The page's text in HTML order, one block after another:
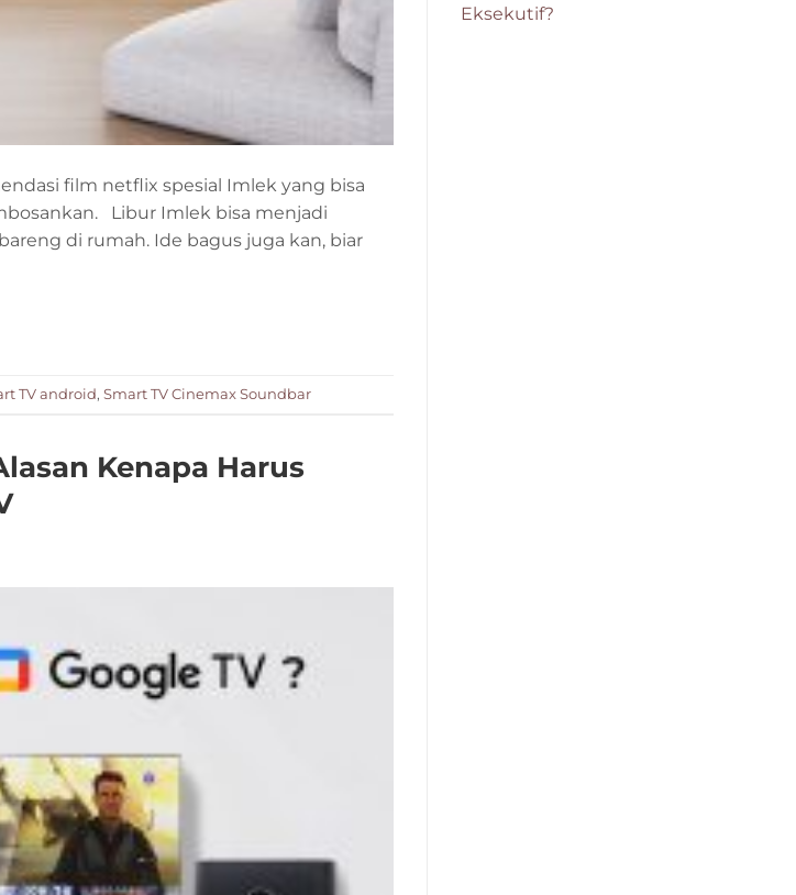
film netflix spesial Imlek yang bisa
Libur Imlek bisa menjadi
di rumah. Ide bagus juga kan, biar
TV android, Smart TV Cinemax Soundbar
Kenapa Harus
Eksekutif?